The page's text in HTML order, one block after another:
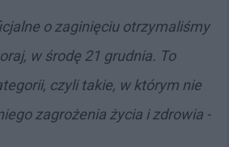
o zaginięciu otrzymaliśmy
w środę 21 grudnia. To
czyli takie, w którym nie
zagrożenia życia i zdrowia -